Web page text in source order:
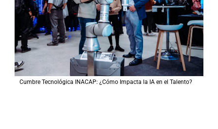
Cumbre Tecnológica INACAP: ¿Cómo Impacta la IA en el Talento?